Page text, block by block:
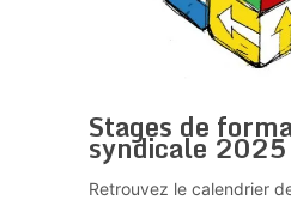
Stages de
syndicale
Retrouvez le calendrier